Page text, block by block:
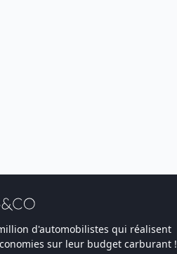
d'automobilistes qui réalisent
sur leur budget carburant !